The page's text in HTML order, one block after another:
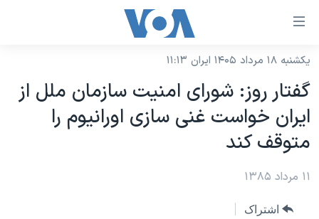
لینکهای
دسترسی
جهش
به
محتوای
اصلی
صفحه
نسخه سبک وب‌سایت
موضوع ها
ایران
آمریکا
جهان
برنامه های تلویزیونی
جدول برنامه ها
صفحه‌های ویژه
یکشنبه ۱۸ مرداد ۱۴۰۵ ایران ۱۱:۱۳
گفتار روز: شورای امنيت سازمان ملل از
ايران خواست غنی سازی اورانيوم را
متوقف کند
۱۱ مرداد ۱۳۸۵
اشتراک